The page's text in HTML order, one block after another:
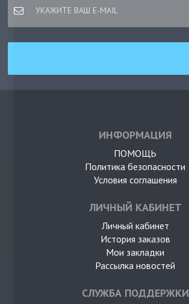
ИНФОРМАЦИЯ
ПОМОЩЬ
Политика безопасности
Условия соглашения
ЛИЧНЫЙ КАБИНЕТ
Личный кабинет
История заказов
Мои закладки
Рассылка новостей
СЛУЖБА ПОДДЕРЖКИ